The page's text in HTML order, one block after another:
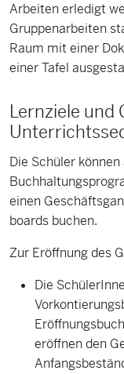
Arbeiten erledigt
Gruppenarbeiten
Raum mit einer
einer Tafel
Lernziele und
Die Schüler
einen
boards buchen.
Zur Eröffnung des
Die
eröffnen den